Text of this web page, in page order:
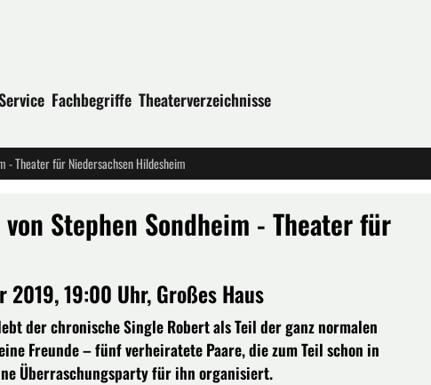
Fachbegriffe Theaterverzeichnisse
- Theater für Niedersachsen Hildesheim
Stephen Sondheim - Theater für
2019, 19:00 Uhr, Großes Haus
der chronische Single Robert als Teil der ganz normalen
Freunde – fünf verheiratete Paare, die zum Teil schon in
Überraschungsparty für ihn organisiert.